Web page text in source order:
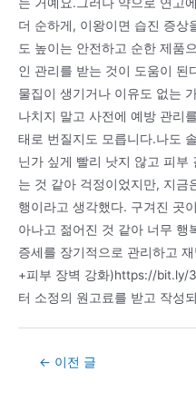
더 순하게, 이왕이면 습진 증상
도 높이는 안전하고 순한 제품
인 관리를 받는 것이 도움이 된
물집이 생기거나 이유도 없는
나치지 말고 사전에 예방 관리
태로 번질지도 모릅니다.나도
닌가 싶게 빨리 낫지 않고 피부
는 것 같아 걱정이었지만, 지금
행이라고 생각했다. 구겨진 곳
아나고 젊어진 것 같아 너무 행
증세를 장기적으로 관리하고
+피부 장벽 강화)https://bit.ly/
터 소정의 원고료를 받고 작성
Post← 이전 글